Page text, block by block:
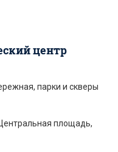
центр
парки и скверы
площадь,